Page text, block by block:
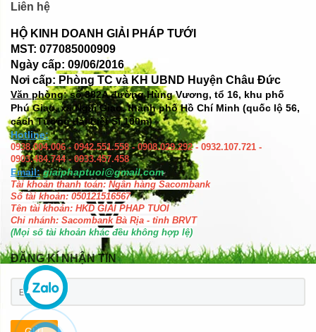
Liên hệ
HỘ KINH DOANH GIẢI PHÁP TƯỚI
MST: 077085000909
Ngày cấp: 09/06/2016
Nơi cấp: Phòng TC và KH UBND Huyện Châu Đức
Văn phòng: số382A đường Hùng Vương, tổ 16, khu phố
Phú Giao, xã Ngãi Giao, thành phố Hồ Chí Minh (quốc lộ 56,
cách Tượng đài Liệt Sĩ 100m)
Hotline:
0938.004.006 - 0942.551.558 - 0908.029.292 - 0932.107.721 -
0903.484.744 - 0933.457.458
Email: giaiphaptuoi@gmail.com
Tài khoản thanh toán: Ngân hàng Sacombank
Số tài khoản: 050121516567
Tên tài khoản: HKD GIAI PHAP TUOI
Chi nhánh: Sacombank Bà Rịa - tỉnh BRVT
(Mọi số tài khoản khác đều không hợp lệ)
ĐĂNG KÍ NHẬN TIN